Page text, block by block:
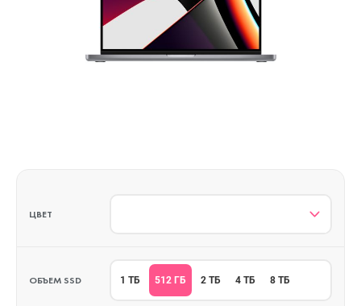
ЦВЕТ
ОБЪЕМ SSD 1 ТБ 512 ГБ 2 ТБ 4 ТБ 8 ТБ